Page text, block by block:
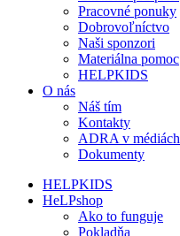
Pracovné ponuky
Dobrovoľníctvo
Naši sponzori
Materiálna pomoc
HELPKIDS
O nás
Náš tím
Kontakty
ADRA v médiách
Dokumenty
HELPKIDS
HeLPshop
Ako to funguje
Pokladňa